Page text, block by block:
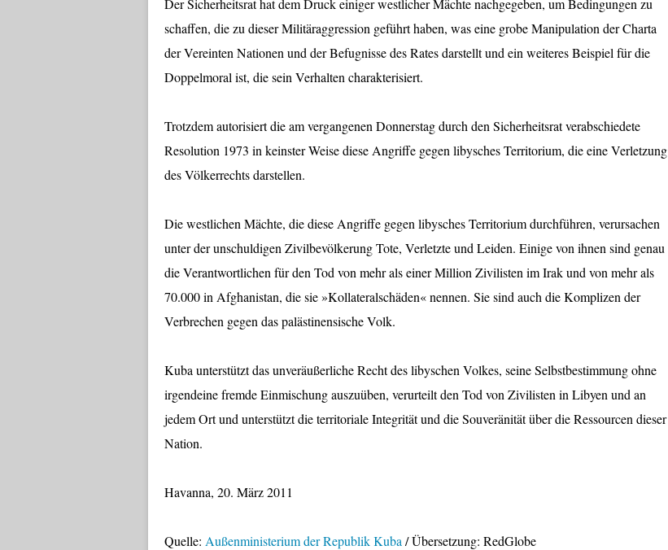
Der Sicherheitsrat hat dem Druck einiger westlicher Mächte nachgegeben, um Bedingungen zu
schaffen, die zu dieser Militäraggression geführt haben, was eine grobe Manipulation der Charta
der Vereinten Nationen und der Befugnisse des Rates darstellt und ein weiteres Beispiel für die
Doppelmoral ist, die sein Verhalten charakterisiert.
Trotzdem autorisiert die am vergangenen Donnerstag durch den Sicherheitsrat verabschiedete
Resolution 1973 in keinster Weise diese Angriffe gegen libysches Territorium, die eine Verletzung
des Völkerrechts darstellen.
Die westlichen Mächte, die diese Angriffe gegen libysches Territorium durchführen, verursachen
unter der unschuldigen Zivilbevölkerung Tote, Verletzte und Leiden. Einige von ihnen sind genau
die Verantwortlichen für den Tod von mehr als einer Million Zivilisten im Irak und von mehr als
70.000 in Afghanistan, die sie »Kollateralschäden« nennen. Sie sind auch die Komplizen der
Verbrechen gegen das palästinensische Volk.
Kuba unterstützt das unveräußerliche Recht des libyschen Volkes, seine Selbstbestimmung ohne
irgendeine fremde Einmischung auszuüben, verurteilt den Tod von Zivilisten in Libyen und an
jedem Ort und unterstützt die territoriale Integrität und die Souveränität über die Ressourcen dieser
Nation.
Havanna, 20. März 2011
Quelle: Außenministerium der Republik Kuba / Übersetzung: RedGlobe